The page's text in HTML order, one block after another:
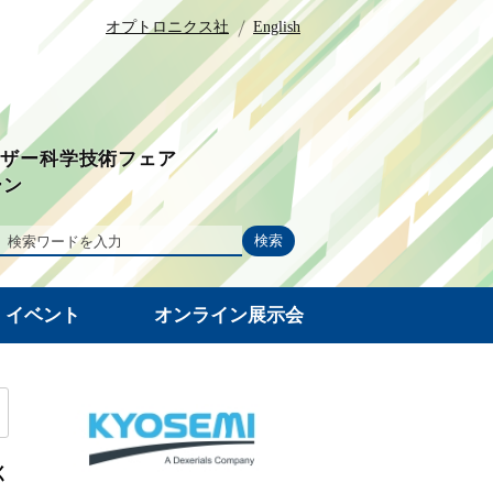
ー科学技術フェア
オプトロニクス社 English
ベント オンライン展示会